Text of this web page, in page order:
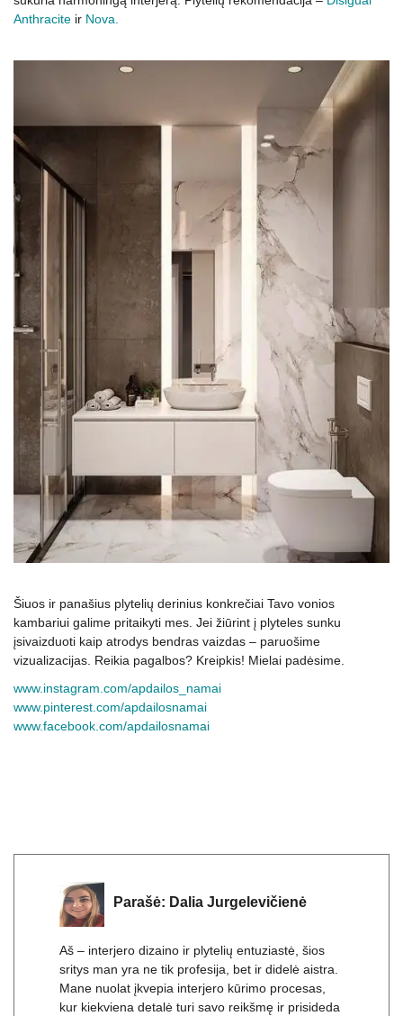
Anthracite ir Nova.
Šiuos ir panašius plytelių derinius konkrečiai Tavo vonios
kambariui galime pritaikyti mes. Jei žiūrint į plyteles sunku
įsivaizduoti kaip atrodys bendras vaizdas – paruošime
vizualizacijas. Reikia pagalbos? Kreipkis! Mielai padėsime.
www.instagram.com/apdailos_namai
www.pinterest.com/apdailosnamai
www.facebook.com/apdailosnamai
Parašė: Dalia Jurgelevičienė
Aš – interjero dizaino ir plytelių entuziastė, šios
sritys man yra ne tik profesija, bet ir didelė aistra.
Mane nuolat įkvepia interjero kūrimo procesas,
kur kiekviena detalė turi savo reikšmę ir prisideda